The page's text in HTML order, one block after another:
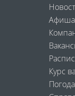
Афиша
Курс
Погода